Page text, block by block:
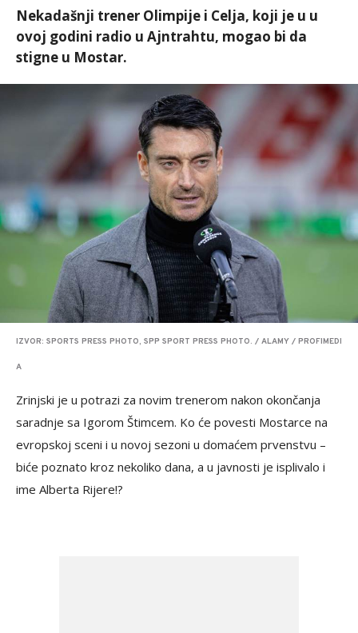
Nekadašnji trener Olimpije i Celja, koji je u u
ovoj godini radio u Ajntrahtu, mogao bi da
stigne u Mostar.
IZVOR: SPORTS PRESS PHOTO, SPP SPORT PRESS PHOTO. / ALAMY / PROFIMEDI
A
Zrinjski je u potrazi za novim trenerom nakon okončanja
saradnje sa Igorom Štimcem. Ko će povesti Mostarce na
evropskoj sceni i u novoj sezoni u domaćem prvenstvu –
biće poznato kroz nekoliko dana, a u javnosti je isplivalo i
ime Alberta Rijere!?